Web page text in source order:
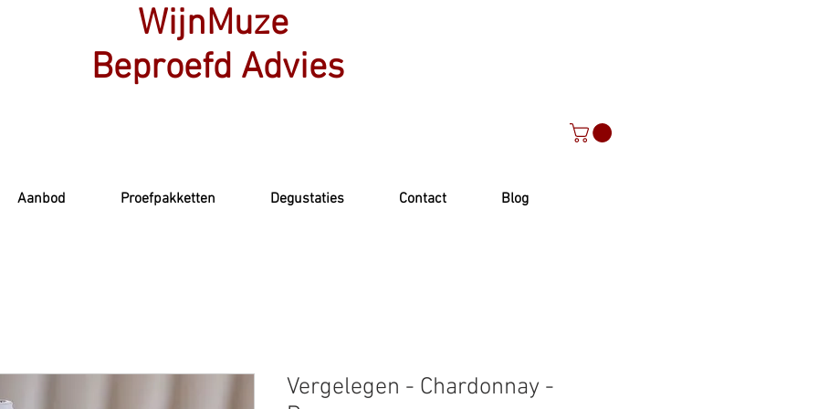
WijnMuze
Beproefd Advies
Aanbod Proefpakketten Degustaties Contact Blog
Vergelegen - Chardonnay -